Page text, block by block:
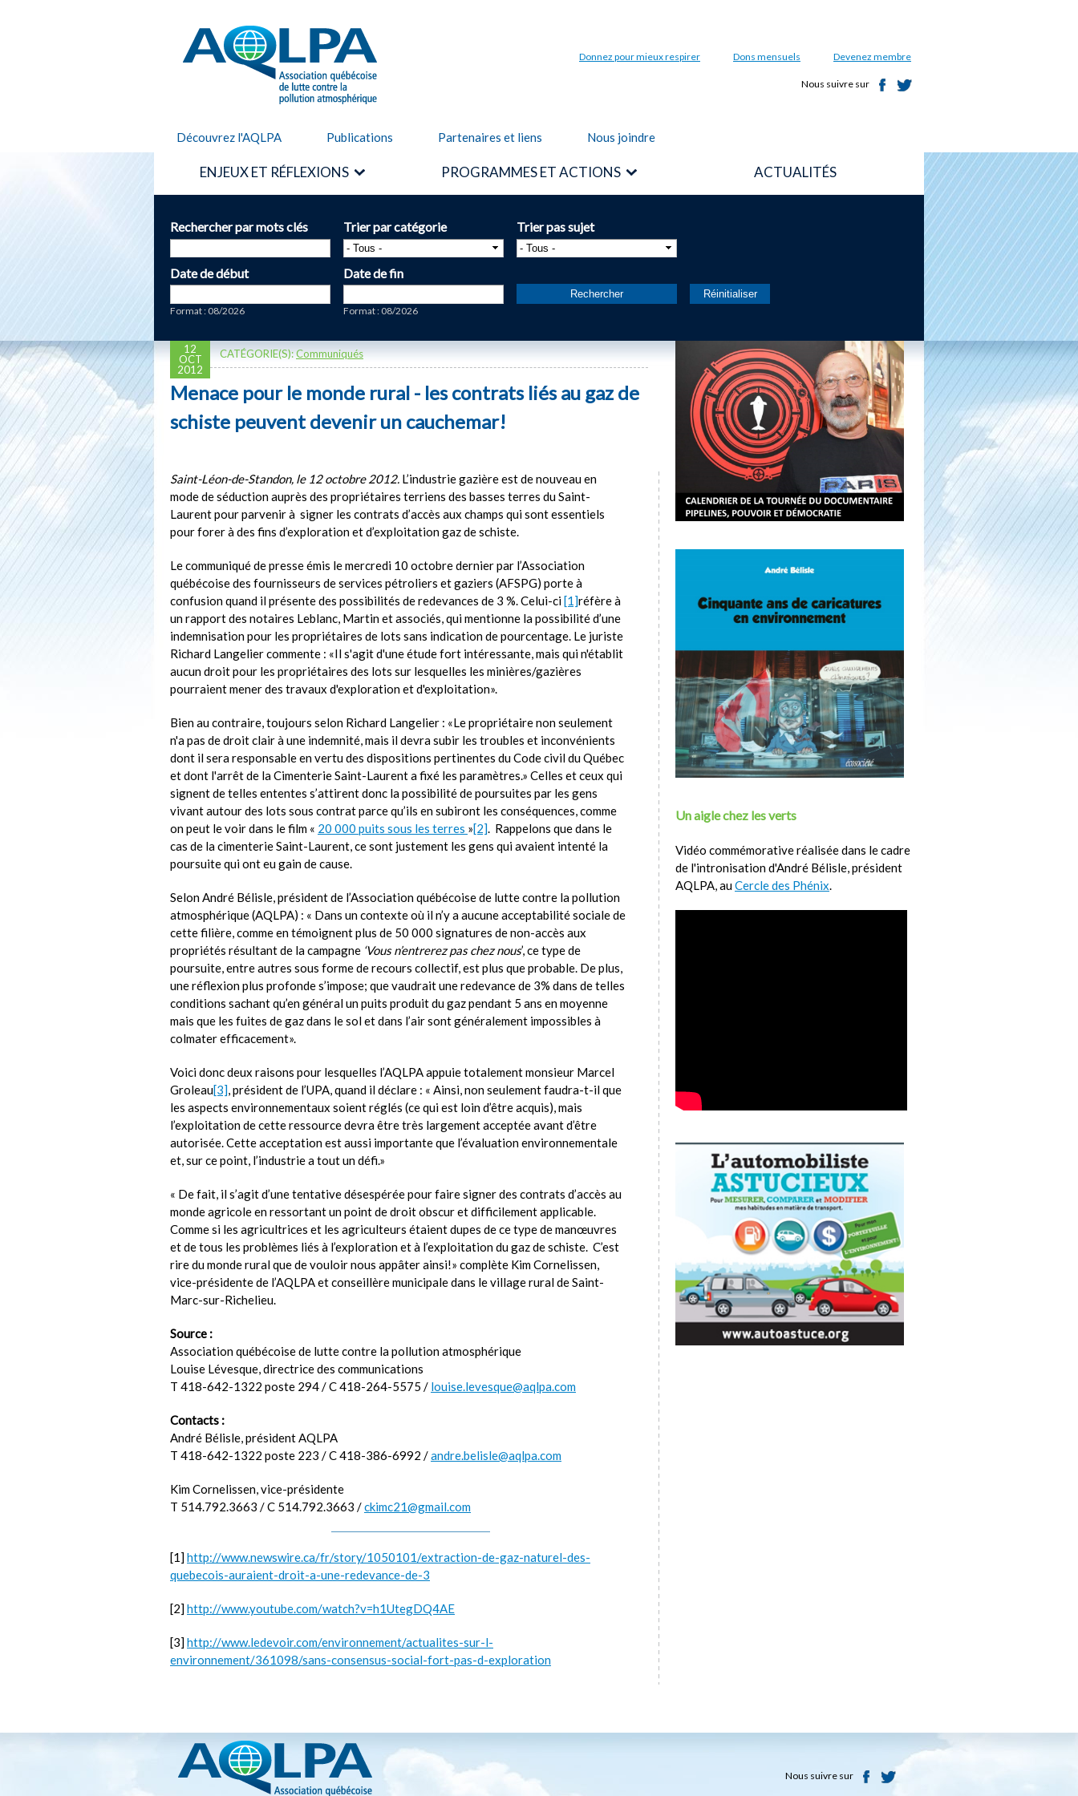
AQLPA Donnez pour mieux respirer Dons mensuels Devenez membre
Nous suivre sur
Découvrez l'AQLPA Publications Partenaires et liens Nous joindre
ENJEUX ET RÉFLEXIONS PROGRAMMES ET ACTIONS ACTUALITÉS
Rechercher par mots clés Trier par catégorie Trier pas sujet
Date de début
Format : 08/2026
Date de fin
Format : 08/2026
12
OCT
2012
CATÉGORIE(S):Communiqués
Menace pour le monde rural - les contrats liés au gaz de
schiste peuvent devenir un cauchemar!
Saint-Léon-de-Standon, le 12 octobre 2012. L’industrie gazière est de nouveau en
mode de séduction auprès des propriétaires terriens des basses terres du Saint-
Laurent pour parvenir à signer les contrats d’accès aux champs qui sont essentiels
pour forer à des fins d’exploration et d’exploitation gaz de schiste.
Le communiqué de presse émis le mercredi 10 octobre dernier par l’Association
québécoise des fournisseurs de services pétroliers et gaziers (AFSPG) porte à
confusion quand il présente des possibilités de redevances de 3 %. Celui-ci[1]réfère à
un rapport des notaires Leblanc, Martin et associés, qui mentionne la possibilité d’une
indemnisation pour les propriétaires de lots sans indication de pourcentage. Le juriste
Richard Langelier commente : «Il s'agit d'une étude fort intéressante, mais qui n'établit
aucun droit pour les propriétaires des lots sur lesquelles les minières/gazières
pourraient mener des travaux d'exploration et d'exploitation».
Bien au contraire, toujours selon Richard Langelier : «Le propriétaire non seulement
n'a pas de droit clair à une indemnité, mais il devra subir les troubles et inconvénients
dont il sera responsable en vertu des dispositions pertinentes du Code civil du Québec
et dont l'arrêt de la Cimenterie Saint-Laurent a fixé les paramètres.» Celles et ceux qui
signent de telles ententes s’attirent donc la possibilité de poursuites par les gens
vivant autour des lots sous contrat parce qu’ils en subiront les conséquences, comme
on peut le voir dans le film « 20 000 puits sous les terres »[2]. Rappelons que dans le
cas de la cimenterie Saint-Laurent, ce sont justement les gens qui avaient intenté la
poursuite qui ont eu gain de cause.
Selon André Bélisle, président de l’Association québécoise de lutte contre la pollution
atmosphérique (AQLPA) : « Dans un contexte où il n’y a aucune acceptabilité sociale de
cette filière, comme en témoignent plus de 50 000 signatures de non-accès aux
propriétés résultant de la campagne ‘Vous n’entrerez pas chez nous’, ce type de
poursuite, entre autres sous forme de recours collectif, est plus que probable. De plus,
une réflexion plus profonde s’impose; que vaudrait une redevance de 3% dans de telles
conditions sachant qu’en général un puits produit du gaz pendant 5 ans en moyenne
mais que les fuites de gaz dans le sol et dans l’air sont généralement impossibles à
colmater efficacement».
Voici donc deux raisons pour lesquelles l’AQLPA appuie totalement monsieur Marcel
Groleau[3], président de l’UPA, quand il déclare : « Ainsi, non seulement faudra-t-il que
les aspects environnementaux soient réglés (ce qui est loin d’être acquis), mais
l’exploitation de cette ressource devra être très largement acceptée avant d’être
autorisée. Cette acceptation est aussi importante que l’évaluation environnementale
et, sur ce point, l’industrie a tout un défi.»
« De fait, il s’agit d’une tentative désespérée pour faire signer des contrats d’accès au
monde agricole en ressortant un point de droit obscur et difficilement applicable.
Comme si les agricultrices et les agriculteurs étaient dupes de ce type de manœuvres
et de tous les problèmes liés à l’exploration et à l’exploitation du gaz de schiste. C’est
rire du monde rural que de vouloir nous appâter ainsi!» complète Kim Cornelissen,
vice-présidente de l’AQLPA et conseillère municipale dans le village rural de Saint-
Marc-sur-Richelieu.
Source :
Association québécoise de lutte contre la pollution atmosphérique
Louise Lévesque, directrice des communications
T 418-642-1322 poste 294 / C 418-264-5575 / louise.levesque@aqlpa.com
Contacts :
André Bélisle, président AQLPA
T 418-642-1322 poste 223 / C 418-386-6992 /andre.belisle@aqlpa.com
Kim Cornelissen, vice-présidente
T 514.792.3663 / C 514.792.3663 /ckimc21@gmail.com
[1]http://www.newswire.ca/fr/story/1050101/extraction-de-gaz-naturel-des-
quebecois-auraient-droit-a-une-redevance-de-3
[2]http://www.youtube.com/watch?v=h1UtegDQ4AE
[3]http://www.ledevoir.com/environnement/actualites-sur-l-
environnement/361098/sans-consensus-social-fort-pas-d-exploration
Un aigle chez les verts
Vidéo commémorative réalisée dans le cadre
de l'intronisation d'André Bélisle, président
AQLPA, auCercle des Phénix.
Nous suivre sur